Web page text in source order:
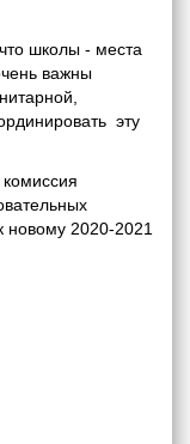
школы - места
важны
эту
новому 2020-2021